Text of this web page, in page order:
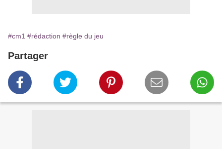
#cm1 #rédaction #règle du jeu
Partager